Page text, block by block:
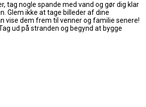
tag nogle spande med vand og gør dig klar
Glem ikke at tage billeder af dine
vise dem frem til venner og familie senere!
ud på stranden og begynd at bygge